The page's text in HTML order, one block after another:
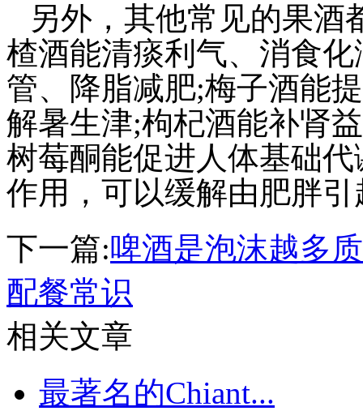
另外，其他常见的果酒
楂酒能清痰利气、消食
管、降脂减肥;梅子酒能
解暑生津;枸杞酒能补肾
树莓酮能促进人体基础
作用，可以缓解由肥胖
下一篇:啤酒是泡沫越多
配餐常识
相关文章
最著名的Chiant...